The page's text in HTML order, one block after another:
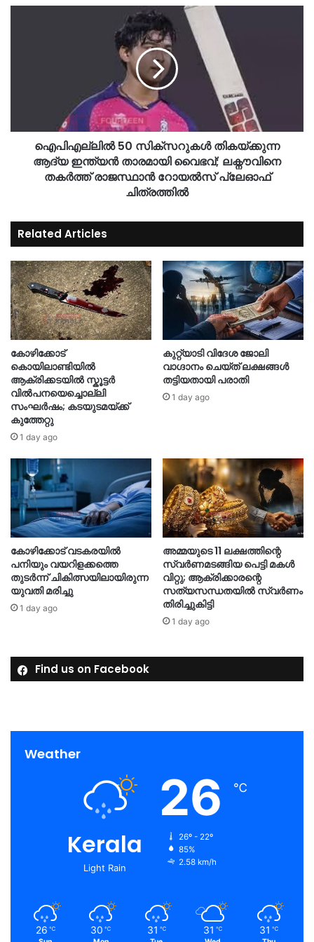
ഐപിഎല്ലിൽ 50 സിക്സറുകൾ തികയ്ക്കുന്ന
ആദ്യ ഇന്ത്യൻ താരമായി വൈഭവ്; ലക്നൗവിനെ
തകർത്ത് രാജസ്ഥാൻ റോയൽസ് പ്ലേഓഫ്
ചിത്രത്തിൽ
Related Articles
കോഴിക്കോട്
കൊയിലാണ്ടിയിൽ
ആക്രിക്കടയിൽ സ്കൂട്ടർ
വിൽപനയെച്ചൊല്ലി
സംഘർഷം; കടയുടമയ്ക്ക്
കുത്തേറ്റു
1 day ago
കുറ്റ്യാടി വിദേശ ജോലി
വാഗ്ദാനം ചെയ്ത് ലക്ഷങ്ങൾ
തട്ടിയതായി പരാതി
1 day ago
കോഴിക്കോട് വടകരയിൽ
പനിയും വയറിളക്കത്തെ
തുടർന്ന് ചികിത്സയിലായിരുന്ന
യുവതി മരിച്ചു
1 day ago
അമ്മയുടെ 11 ലക്ഷത്തിന്റെ
സ്വർണമടങ്ങിയ പെട്ടി മകൾ
വിറ്റു; ആക്രിക്കാരന്റെ
സത്യസന്ധതയിൽ സ്വർണം
തിരിച്ചുകിട്ടി
1 day ago
Find us on Facebook
Weather
Kerala
Light Rain
26 ℃
26º - 22º
85%
2.58 km/h
26 ℃ 30 ℃ 31 ℃ 31 ℃ 31 ℃